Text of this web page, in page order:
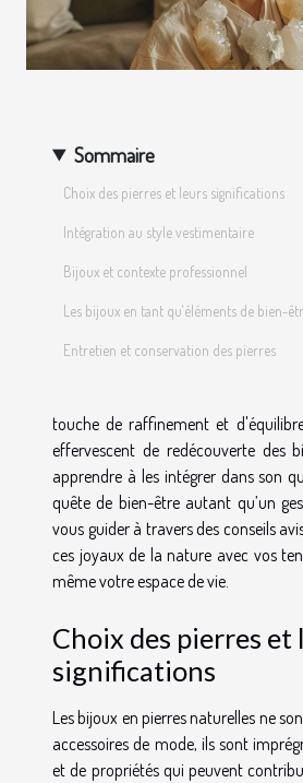
Sommaire
Choix des pierres et leurs significations
Intégration au style vestimentaire
Bijoux et contexte professionnel
Les bijoux en tant qu'éléments de bien-
Entretien et conservation des pierres
touche de raffinement et
effervescent de redécouverte des
apprendre à les intégrer dans son
quête de bien-être autant qu’un
vous guider à travers des conseils
ces joyaux de la nature avec vos
même votre espace de vie.
Choix des pierres et
significations
Les bijoux en pierres naturelles ne
accessoires de mode, ils sont
et de propriétés qui peuvent